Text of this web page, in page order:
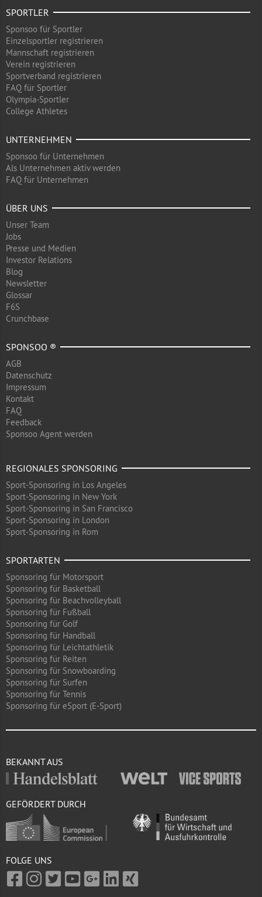
SPORTLER
Sponsoo für Sportler
Einzelsportler registrieren
Mannschaft registrieren
Verein registrieren
Sportverband registrieren
FAQ für Sportler
Olympia-Sportler
College Athletes
UNTERNEHMEN
Sponsoo für Unternehmen
Als Unternehmen aktiv werden
FAQ für Unternehmen
ÜBER UNS
Unser Team
Jobs
Presse und Medien
Investor Relations
Blog
Newsletter
Glossar
F6S
Crunchbase
SPONSOO ®
AGB
Datenschutz
Impressum
Kontakt
FAQ
Feedback
Sponsoo Agent werden
REGIONALES SPONSORING
Sport-Sponsoring in Los Angeles
Sport-Sponsoring in New York
Sport-Sponsoring in San Francisco
Sport-Sponsoring in London
Sport-Sponsoring in Rom
SPORTARTEN
Sponsoring für Motorsport
Sponsoring für Basketball
Sponsoring für Beachvolleyball
Sponsoring für Fußball
Sponsoring für Golf
Sponsoring für Handball
Sponsoring für Leichtathletik
Sponsoring für Reiten
Sponsoring für Snowboarding
Sponsoring für Surfen
Sponsoring für Tennis
Sponsoring für eSport (E-Sport)
BEKANNT AUS
GEFÖRDERT DURCH
FOLGE UNS